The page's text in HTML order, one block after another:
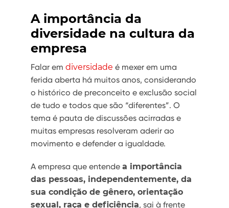
A importância da
diversidade na cultura da
empresa
Falar em diversidade é mexer em uma
ferida aberta há muitos anos, considerando
o histórico de preconceito e exclusão social
de tudo e todos que são “diferentes”. O
tema é pauta de discussões acirradas e
muitas empresas resolveram aderir ao
movimento e defender a igualdade.
A empresa que entende a importância
das pessoas, independentemente, da
sua condição de gênero, orientação
sexual, raça e deficiência, sai à frente